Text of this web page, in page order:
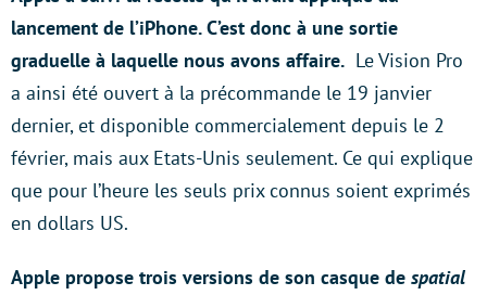
lancement de l’iPhone. C’est donc à une sortie
graduelle à laquelle nous avons affaire. Le Vision Pro
a ainsi été ouvert à la précommande le 19 janvier
dernier, et disponible commercialement depuis le 2
février, mais aux Etats-Unis seulement. Ce qui explique
que pour l’heure les seuls prix connus soient exprimés
en dollars US.
Apple propose trois versions de son casque de spatial